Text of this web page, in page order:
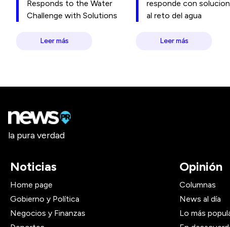
Responds to the Water
Challenge with Solutions
Leer más
responde con
al reto del agua
Leer más
la pura verdad
Noticias
Home page
Gobierno y Política
Negocios y Finanzas
Opinión
Columnas
News al día
Lo más